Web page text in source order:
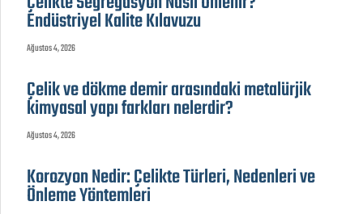
Endüstriyel Kalite Kılavuzu
Ağustos 4, 2026
Çelik ve dökme demir arasındaki metalürjik
kimyasal yapı farkları nelerdir?
Ağustos 4, 2026
Korozyon Nedir: Çelikte Türleri, Nedenleri ve
Önleme Yöntemleri